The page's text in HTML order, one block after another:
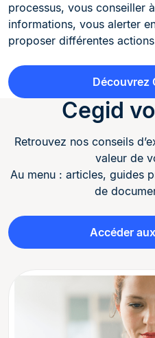
processus, vous conseiller
informations, vous alerter
proposer différentes
Découvrez
Cegid
Retrouvez nos conseils
valeur de
Au menu : articles, guides
de
Accéder